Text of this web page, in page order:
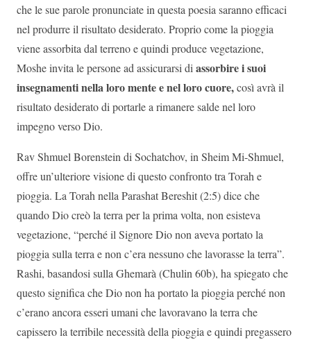
che le sue parole pronunciate in questa poesia saranno efficaci
nel produrre il risultato desiderato. Proprio come la pioggia
viene assorbita dal terreno e quindi produce vegetazione,
Moshe invita le persone ad assicurarsi diassorbire i suoi
insegnamenti nella loro mente e nel loro cuore,così avrà il
risultato desiderato di portarle a rimanere salde nel loro
impegno verso Dio.
Rav Shmuel Borenstein di Sochatchov, in Sheim Mi-Shmuel,
offre un’ulteriore visione di questo confronto tra Torah e
pioggia. La Torah nella Parashat Bereshit (2:5) dice che
quando Dio creò la terra per la prima volta, non esisteva
vegetazione, “perché il Signore Dio non aveva portato la
pioggia sulla terra e non c’era nessuno che lavorasse la terra”.
Rashi, basandosi sulla Ghemarà (Chulin 60b), ha spiegato che
questo significa che Dio non ha portato la pioggia perché non
c’erano ancora esseri umani che lavoravano la terra che
capissero la terribile necessità della pioggia e quindi pregassero